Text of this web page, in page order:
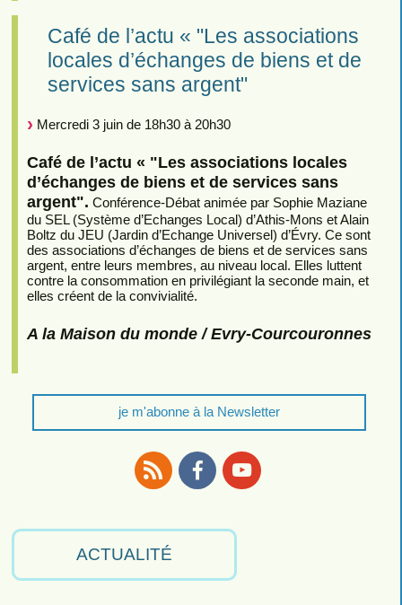
Café de l’actu « "Les associations
locales d’échanges de biens et de
services sans argent"
Mercredi 3 juin de 18h30 à 20h30
Café de l’actu « "Les associations locales
d’échanges de biens et de services sans
argent". Conférence-Débat animée par Sophie Maziane
du SEL (Système d’Echanges Local) d’Athis-Mons et Alain
Boltz du JEU (Jardin d’Echange Universel) d’Évry. Ce sont
des associations d’échanges de biens et de services sans
argent, entre leurs membres, au niveau local. Elles luttent
contre la consommation en privilégiant la seconde main, et
elles créent de la convivialité.
A la Maison du monde / Evry-Courcouronnes
je m'abonne à la Newsletter
ACTUALITÉ